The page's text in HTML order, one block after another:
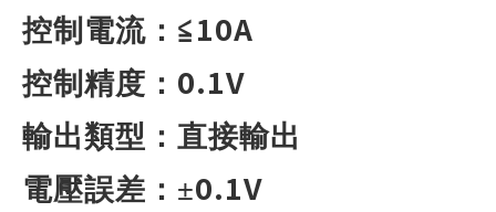
控制電流：≦ 10A
控制精度： 0.1V
輸出類型：直接輸出
電壓誤差：±0.1V